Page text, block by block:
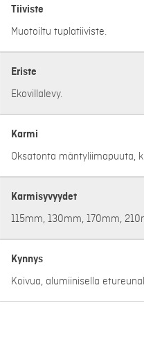
Tiiviste
Muotoiltu tuplatiiviste.
Eriste
Ekovillalevy.
Karmi
Oksatonta mäntyliimapuuta,
Karmisyvyydet
115mm, 130mm, 170mm,
Kynnys
Koivua, alumiinisella